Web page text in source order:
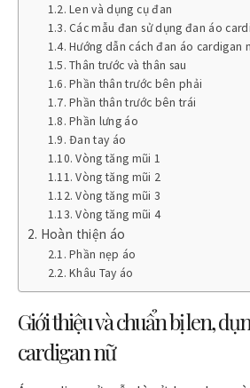
Len và dụng cụ đan
Các mẫu đan sử dụng đan áo
Hướng dẫn cách đan áo cardigan
Thân trước và thân sau
Phần thân trước bên phải
Phần thân trước bên trái
Phần lưng áo
Đan tay áo
Vòng tăng mũi 1
Vòng tăng mũi 2
Vòng tăng mũi 3
Vòng tăng mũi 4
Hoàn thiện áo
Phần nẹp áo
Khâu Tay áo
Giới thiệu và chuẩn bị len,
cardigan nữ